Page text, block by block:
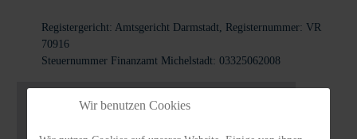
Registergericht: Amtsgericht Darmstadt, Registernummer: VR
70916
Steuernummer Finanzamt Michelstadt: 03325062008
Kostenfrei für TiNO spenden
Wir benutzen Cookies